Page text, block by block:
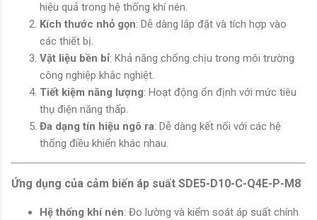
hiệu quả trong hệ thống khí nén.
Kích thước nhỏ gọn: Dễ dàng lắp đặt và tích hợp vào
các thiết bị.
Vật liệu bền bỉ: Khả năng chống chịu trong môi trường
công nghiệp khắc nghiệt.
Tiết kiệm năng lượng: Hoạt động ổn định với mức tiêu
thụ điện năng thấp.
Đa dạng tín hiệu ngõ ra: Dễ dàng kết nối với các hệ
thống điều khiển khác nhau.
Ứng dụng của cảm biến áp suất SDE5-D10-C-Q4E-P-M8
Hệ thống khí nén: Đo lường và kiểm soát áp suất chính